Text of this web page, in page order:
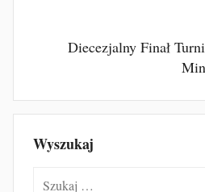
Diecezjalny Finał
Wyszukaj
Szukaj: